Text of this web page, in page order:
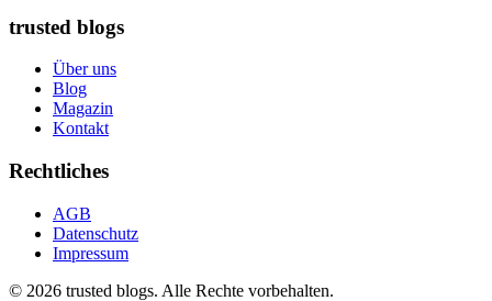
trusted blogs
Über uns
Blog
Magazin
Kontakt
Rechtliches
AGB
Datenschutz
Impressum
© 2026 trusted blogs. Alle Rechte vorbehalten.